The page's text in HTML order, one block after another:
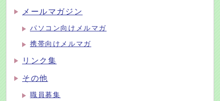
メールマガジン
パソコン向けメルマガ
携帯向けメルマガ
リンク集
その他
職員募集